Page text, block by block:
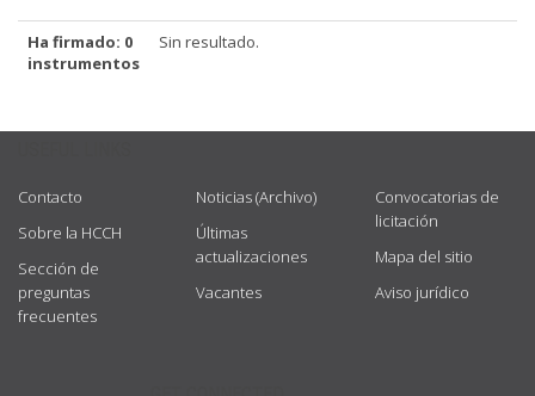
Ha firmado: 0
instrumentos
Sin resultado.
Contacto
Sobre la HCCH
Sección de
preguntas
frecuentes
Noticias (Archivo)
Últimas
actualizaciones
Vacantes
Convocatorias de
licitación
Mapa del sitio
Aviso jurídico